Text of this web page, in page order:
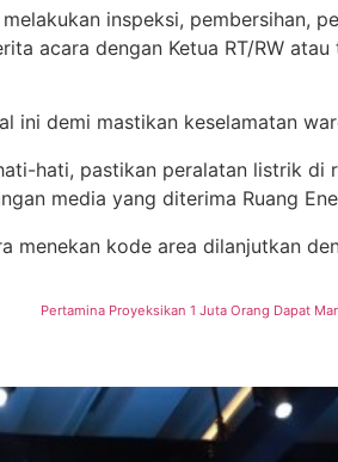
inspeksi, pembersihan,
acara dengan Ketua RT/RW
ini demi mastikan keselamatan
hati, pastikan peralatan listrik di
media yang diterima Ruang
menekan kode area dilanjutkan
Pertamina Proyeksikan 1 Juta Orang Dapat